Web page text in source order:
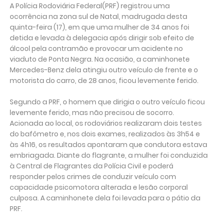
A Polícia Rodoviária Federal(PRF) registrou uma
ocorrência na zona sul de Natal, madrugada desta
quinta-feira (17), em que uma mulher de 34 anos foi
detida e levada à delegacia após dirigir sob efeito de
álcool pela contramão e provocar um acidente no
viaduto de Ponta Negra. Na ocasião, a caminhonete
Mercedes-Benz dela atingiu outro veículo de frente e o
motorista do carro, de 28 anos, ficou levemente ferido.
Segundo a PRF, o homem que dirigia o outro veículo ficou
levemente ferido, mas não precisou de socorro.
Acionada ao local, os rodoviários realizaram dois testes
do bafômetro e, nos dois exames, realizados às 3h54 e
às 4h16, os resultados apontaram que condutora estava
embriagada. Diante do flagrante, a mulher foi conduzida
à Central de Flagrantes da Polícia Civil e poderá
responder pelos crimes de conduzir veículo com
capacidade psicomotora alterada e lesão corporal
culposa. A caminhonete dela foi levada para o pátio da
PRF.